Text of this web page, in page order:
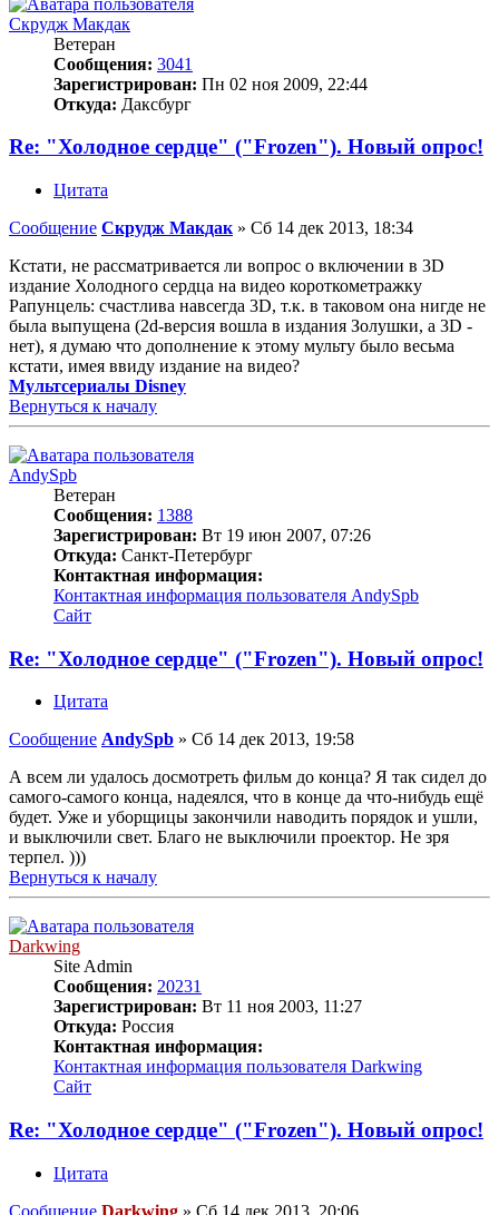
Скрудж Макдак
Ветеран
Сообщения: 3041
Зарегистрирован: Пн 02 ноя 2009, 22:44
Откуда: Даксбург
Re: "Холодное сердце" ("Frozen"). Новый опрос!
Цитата
Сообщение Скрудж Макдак » Сб 14 дек 2013, 18:34
Кстати, не рассматривается ли вопрос о включении в 3D
издание Холодного сердца на видео короткометражку
Рапунцель: счастлива навсегда 3D, т.к. в таковом она нигде не
была выпущена (2d-версия вошла в издания Золушки, а 3D -
нет), я думаю что дополнение к этому мульту было весьма
кстати, имея ввиду издание на видео?
Мультсериалы Disney
Вернуться к началу
AndySpb
Ветеран
Сообщения: 1388
Зарегистрирован: Вт 19 июн 2007, 07:26
Откуда: Санкт-Петербург
Контактная информация:
Контактная информация пользователя AndySpb
Сайт
Re: "Холодное сердце" ("Frozen"). Новый опрос!
Цитата
Сообщение AndySpb » Сб 14 дек 2013, 19:58
А всем ли удалось досмотреть фильм до конца? Я так сидел до
самого-самого конца, надеялся, что в конце да что-нибудь ещё
будет. Уже и уборщицы закончили наводить порядок и ушли,
и выключили свет. Благо не выключили проектор. Не зря
терпел. )))
Вернуться к началу
Darkwing
Site Admin
Сообщения: 20231
Зарегистрирован: Вт 11 ноя 2003, 11:27
Откуда: Россия
Контактная информация:
Контактная информация пользователя Darkwing
Сайт
Re: "Холодное сердце" ("Frozen"). Новый опрос!
Цитата
Сообщение Darkwing » Сб 14 дек 2013, 20:06